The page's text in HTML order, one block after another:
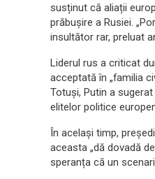
susținut că aliații
prăbușire a Rusiei.
insultător rar, preluat
Liderul rus a criticat
acceptată în „familia
Totuși, Putin a
elitelor politice
În același timp,
aceasta „dă dovadă
speranța că un